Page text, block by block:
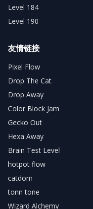
Level 184
Level 190
友情链接
Pixel Flow
Drop The Cat
Drop Away
Color Block Jam
Gecko Out
Hexa Away
Brain Test Level
hotpot flow
catdom
tonn tone
Wizard Alchemy